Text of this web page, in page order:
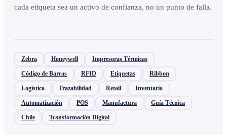
cada etiqueta sea un activo de confianza, no un punto de falla.
Zebra Honeywell Impresoras Térmicas
Código de Barras RFID Etiquetas Ribbon
Logística Trazabilidad Retail Inventario
Automatización POS Manufactura Guía Técnica
Chile Transformación Digital